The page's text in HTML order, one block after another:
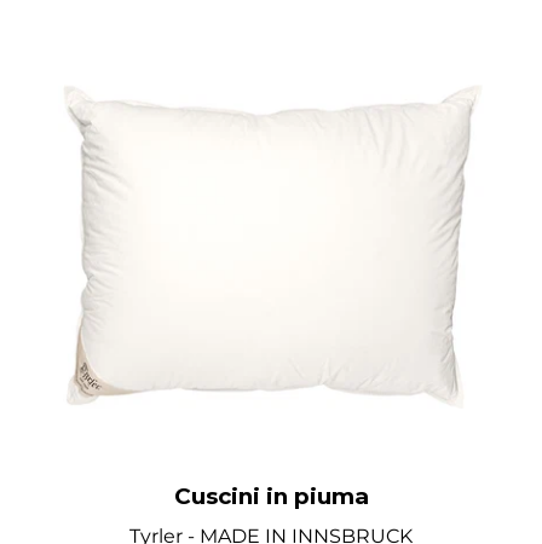
Cuscini in piuma
Tyrler - MADE IN INNSBRUCK